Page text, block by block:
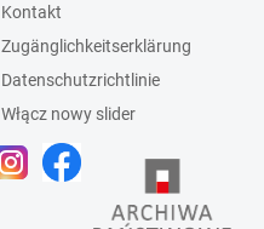
Kontakt
Zugänglichkeitserklärung
Datenschutzrichtlinie
Włącz nowy slider